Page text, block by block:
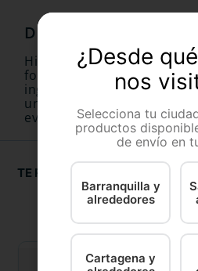
Hill's Prescription Diet z/
formulada para
ingredientes presentes en
una fuente de proteínas
evitar las reacciones de
TE RECOMENDAMOS
¿Desde
nos
Selecciona tu
productos
de envío en
Barranquilla y
alrededores
Cartagena y